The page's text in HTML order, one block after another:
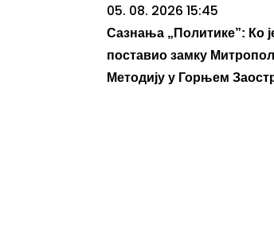
05. 08. 2026 15:45
Сазнања „Политике”: Ко
поставио замку
Методију у Горњем